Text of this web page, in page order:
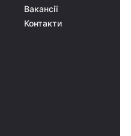
Вакансії
Контакти